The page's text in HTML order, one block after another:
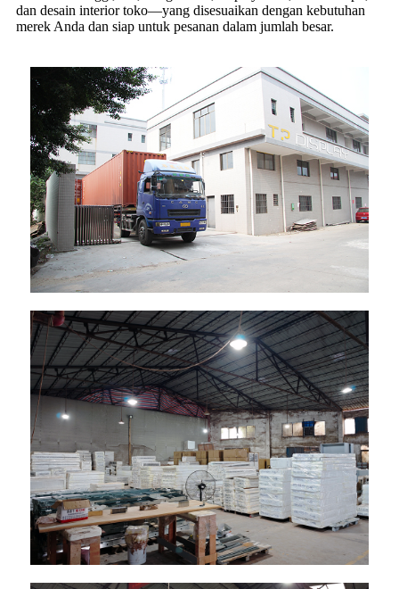
dan desain interior toko—yang disesuaikan dengan kebutuhan
merek Anda dan siap untuk pesanan dalam jumlah besar.